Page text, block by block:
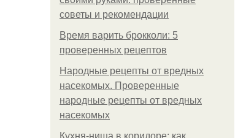
советы и рекомендации
Время варить брокколи: 5
проверенных рецептов
Народные рецепты от вредных
насекомых. Проверенные
народные рецепты от вредных
насекомых
Кухня-ниша в коридоре: как